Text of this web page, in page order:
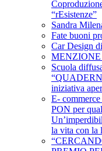
“rEsistenze”
Sandra
Fate buoni
Car Design
Scuola
iniziativa
E-
PON per
la vita con la